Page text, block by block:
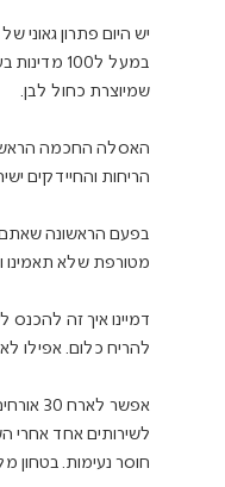
יש היום פתרון
במעל ל100
שמיוצרת כחול לבן.
האסלה החכמה
בפעם הראשונה שאתם
דמיינו איך זה להכנס
אפשר
לשירותים אחד אחרי